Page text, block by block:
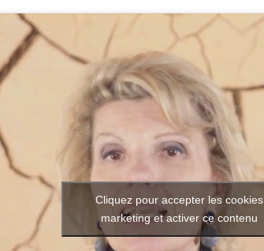
Cliquez pour accepter les cookies
marketing et activer ce contenu